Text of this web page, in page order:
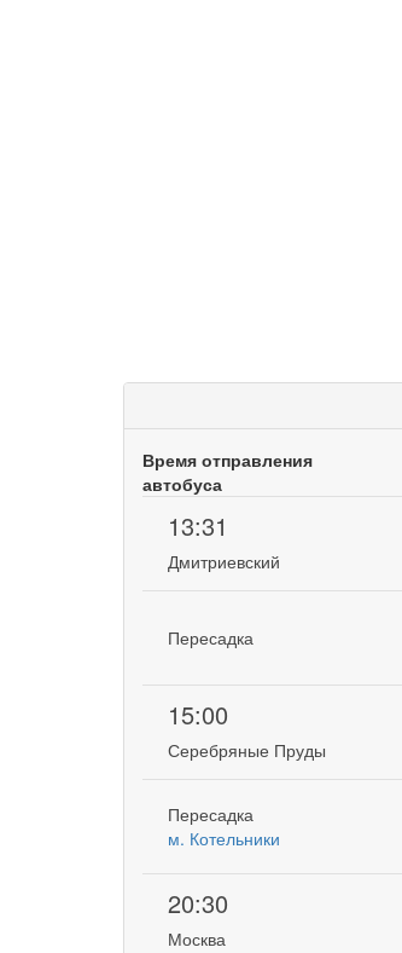
Время отправления
автобуса
13:31
Дмитриевский
Пересадка
15:00
Серебряные Пруды
Пересадка
м. Котельники
20:30
Москва